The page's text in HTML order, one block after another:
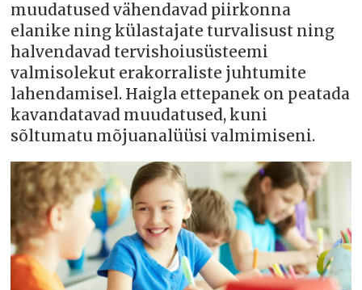
muudatused vähendavad piirkonna
elanike ning külastajate turvalisust ning
halvendavad tervishoiusüsteemi
valmisolekut erakorraliste juhtumite
lahendamisel. Haigla ettepanek on peatada
kavandatavad muudatused, kuni
sõltumatu mõjuanalüüsi valmimiseni.